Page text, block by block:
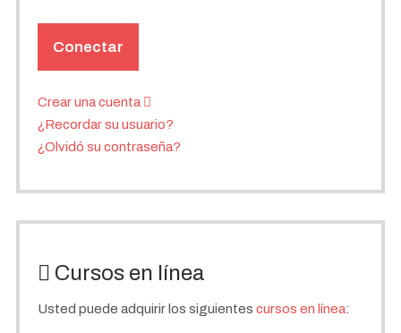
Conectar
Crear una cuenta
¿Recordar su usuario?
¿Olvidó su contraseña?
Cursos en línea
Usted puede adquirir los siguientes cursos en línea: